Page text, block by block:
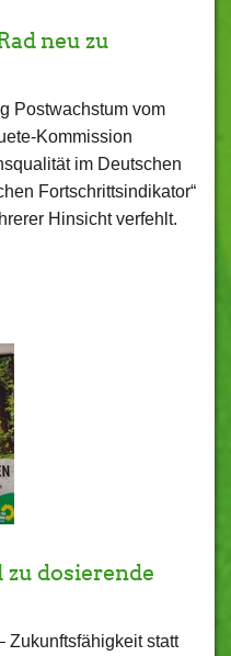
neu zu
Postwachstum vom
Kommission
im Deutschen
Fortschrittsindikator“
Hinsicht verfehlt.
dosierende
Zukunftsfähigkeit statt